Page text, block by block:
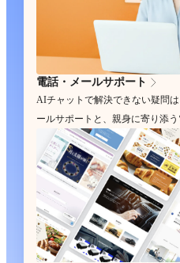
電話・メールサポート
AIチャットで解決できない疑問
ールサポートと、親身に寄り添